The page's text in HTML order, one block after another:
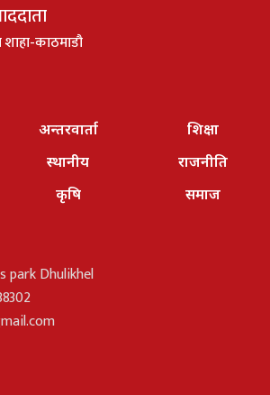
काठमाडौ
अन्तरवार्ता
स्थानीय
कृषि
शिक्षा
राजनीति
समाज
park Dhulikhel